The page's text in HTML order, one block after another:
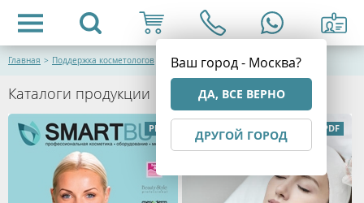
Ваш город - Москва?
ДА, ВСЕ ВЕРНО
ДРУГОЙ ГОРОД
Главная > Поддержка косметологов
Каталоги продукции